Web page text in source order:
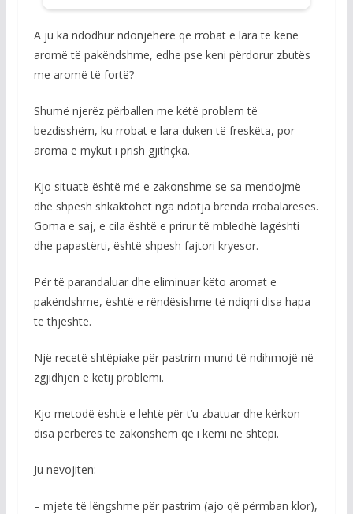
A ju ka ndodhur ndonjëherë që rrobat e lara të kenë
aromë të pakëndshme, edhe pse keni përdorur zbutës
me aromë të fortë?
Shumë njerëz përballen me këtë problem të
bezdisshëm, ku rrobat e lara duken të freskëta, por
aroma e mykut i prish gjithçka.
Kjo situatë është më e zakonshme se sa mendojmë
dhe shpesh shkaktohet nga ndotja brenda rrobalarëses.
Goma e saj, e cila është e prirur të mbledhë lagështi
dhe papastërti, është shpesh fajtori kryesor.
Për të parandaluar dhe eliminuar këto aromat e
pakëndshme, është e rëndësishme të ndiqni disa hapa
të thjeshtë.
Një recetë shtëpiake për pastrim mund të ndihmojë në
zgjidhjen e këtij problemi.
Kjo metodë është e lehtë për t’u zbatuar dhe kërkon
disa përbërës të zakonshëm që i kemi në shtëpi.
Ju nevojiten:
– mjete të lëngshme për pastrim (ajo që përmban klor),